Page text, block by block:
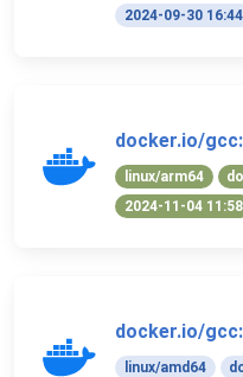
2024-09-30 16:44
docker.io/
linux/arm64
2024-11-04 11:58
docker.io/
linux/amd64